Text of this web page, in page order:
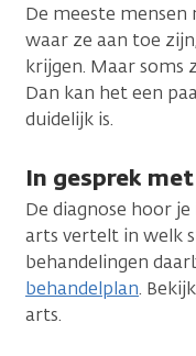
De meeste
waar ze aan toe
krijgen. Maar soms
Dan kan het een
duidelijk is.
In gesprek
De diagnose hoor
arts vertelt in welk
behandelingen
behandelplan. Bekijk
arts.